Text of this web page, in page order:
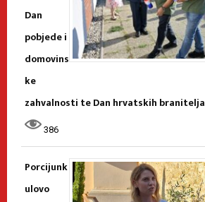
Dan
pobjede i
domovins
ke
zahvalnosti te Dan hrvatskih branitelja
386
Porcijunk
ulovo